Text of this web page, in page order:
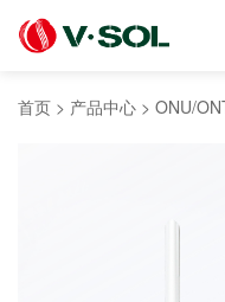
首页 > 产品中心 > ONU/